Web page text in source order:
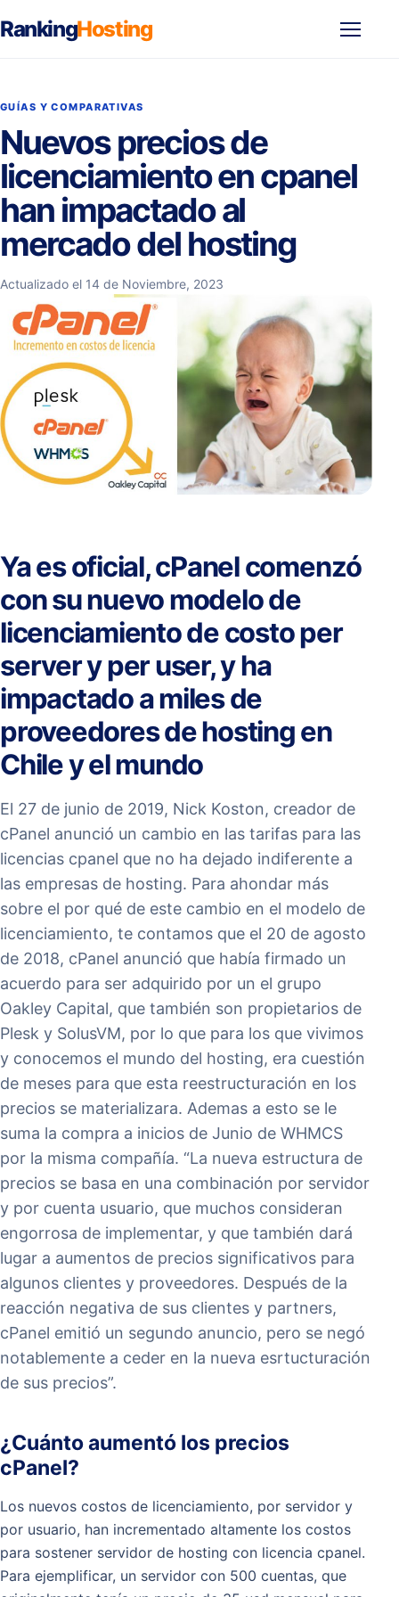
RankingHosting
GUÍAS Y COMPARATIVAS
Nuevos precios de
licenciamiento en cpanel
han impactado al
mercado del hosting
Actualizado el 14 de Noviembre, 2023
Ya es oficial, cPanel comenzó
con su nuevo modelo de
licenciamiento de costo per
server y per user, y ha
impactado a miles de
proveedores de hosting en
Chile y el mundo
El 27 de junio de 2019, Nick Koston, creador de
cPanel anunció un cambio en las tarifas para las
licencias cpanel que no ha dejado indiferente a
las empresas de hosting. Para ahondar más
sobre el por qué de este cambio en el modelo de
licenciamiento, te contamos que el 20 de agosto
de 2018, cPanel anunció que había firmado un
acuerdo para ser adquirido por un el grupo
Oakley Capital, que también son propietarios de
Plesk y SolusVM, por lo que para los que vivimos
y conocemos el mundo del hosting, era cuestión
de meses para que esta reestructuración en los
precios se materializara. Ademas a esto se le
suma la compra a inicios de Junio de WHMCS
por la misma compañía. “La nueva estructura de
precios se basa en una combinación por servidor
y por cuenta usuario, que muchos consideran
engorrosa de implementar, y que también dará
lugar a aumentos de precios significativos para
algunos clientes y proveedores. Después de la
reacción negativa de sus clientes y partners,
cPanel emitió un segundo anuncio, pero se negó
notablemente a ceder en la nueva esrtucturación
de sus precios”.
¿Cuánto aumentó los precios
cPanel?
Los nuevos costos de licenciamiento, por servidor y
por usuario, han incrementado altamente los costos
para sostener servidor de hosting con licencia cpanel.
Para ejemplificar, un servidor con 500 cuentas, que